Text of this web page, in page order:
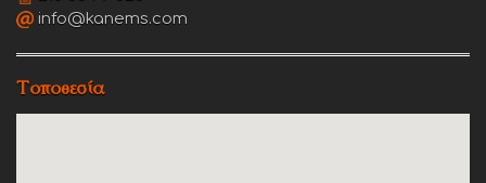
info@kanems.com
Τοποθεσία